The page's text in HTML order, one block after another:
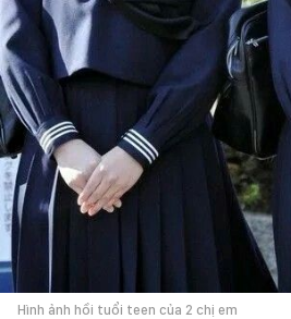
Hình ảnh hồi tuổi teen của 2 chị em